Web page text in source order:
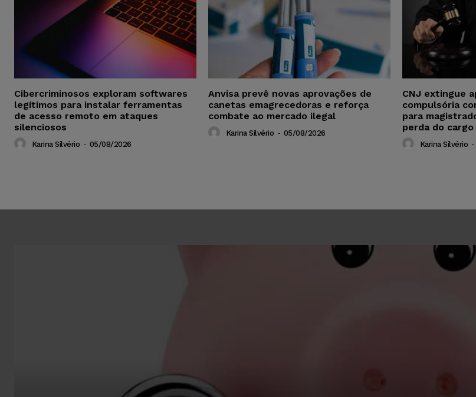
Cibercriminosos exploram softwares
legítimos para instalar ferramentas
de acesso remoto em ataques
silenciosos
Karina Silvério - 05/08/2026
Anvisa prevê novas aprovações de
canetas emagrecedoras e reforça
combate ao mercado ilegal
Karina Silvério - 05/08/2026
CNJ extingue
compulsória
para
perda do cargo
Karina Silvério -